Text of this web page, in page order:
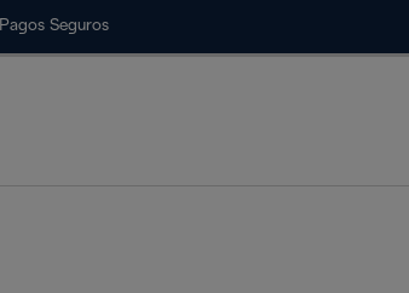
Pagos Seguros